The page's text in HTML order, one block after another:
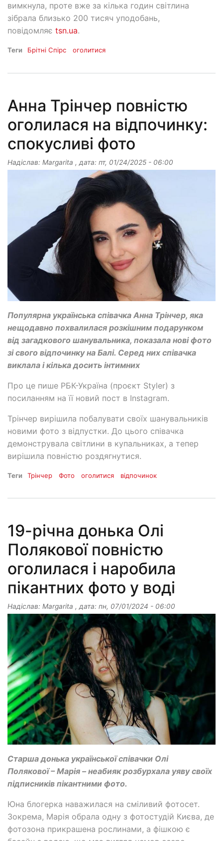
вимкнула, проте вже за кілька годин світлина
зібрала близько 200 тисяч уподобань,
повідомляє tsn.ua.
Теги Брітні Спірс оголитися
Анна Трінчер повністю
оголилася на відпочинку:
спокусливі фото
Надіслав: Margarita , дата: пт, 01/24/2025 - 06:00
Популярна українська співачка Анна Трінчер, яка
нещодавно похвалилася розкішним подарунком
від загадкового шанувальника, показала нові фото
зі свого відпочинку на Балі. Серед них співачка
виклала і кілька досить інтимних
Про це пише РБК-Україна (проєкт Styler) з
посиланням на її новий пост в Instagram.
Трінчер вирішила побалувати своїх шанувальників
новими фото з відпустки. До цього співачка
демонструвала світлини в купальниках, а тепер
вирішила повністю роздягнутися.
Теги Трінчер Фото оголитися відпочинок
19-річна донька Олі
Полякової повністю
оголилася і наробила
пікантних фото у воді
Надіслав: Margarita , дата: пн, 07/01/2024 - 06:00
Старша донька української співачки Олі
Полякової – Марія – неабияк розбурхала уяву своїх
підписників пікантними фото.
Юна блогерка наважилася на сміливий фотосет.
Зокрема, Марія обрала одну з фотостудій Києва, де
фотозона прикрашена рослинами, а фішкою є